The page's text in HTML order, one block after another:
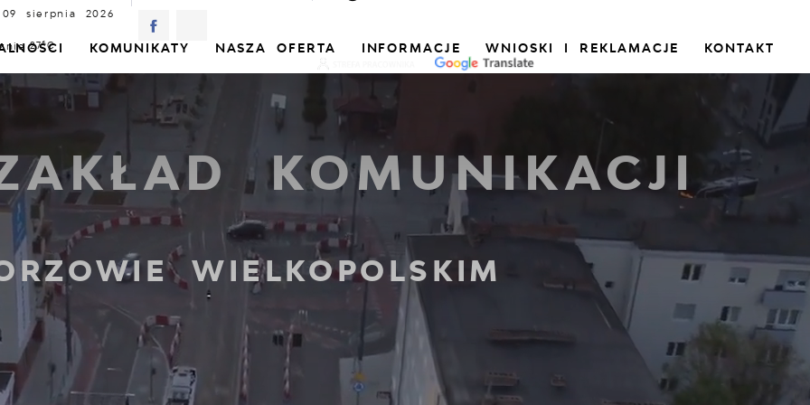
sierpnia 2026
27°C KOMUNIKATY NASZA OFERTA INFORMACJE WNIOSKI I REKLAMACJE KONTAKT
KOMUNIKACJI
WIELKOPOLSKIM